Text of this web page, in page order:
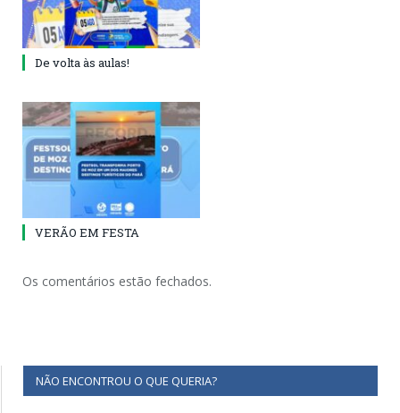
De volta às aulas!
VERÃO EM FESTA
Os comentários estão fechados.
NÃO ENCONTROU O QUE QUERIA?